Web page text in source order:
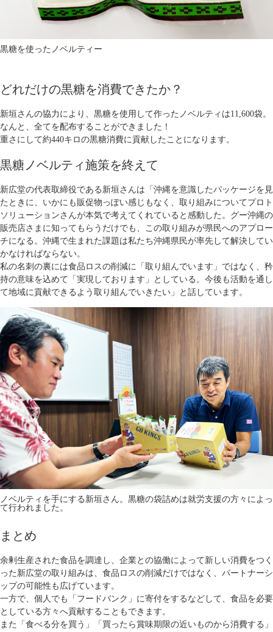
黒糖を使ったノベルティー
どれだけの黒糖を消費できたか？
新垣さんの協力により、黒糖を使用して作ったノベルティは11,600袋。
なんと、全てを配布することができました！
重さにして約440キロの黒糖消費に貢献したことになります。
黒糖 ノベルティ施策を終えて
新広堂の代表取締役である新垣さんは「沖縄を意識したパッケージを見
たときに、いかにも販促物っぽい感じもなく、取り組みについてプロト
ソリューションさんが本気で考えてくれていると感動した。グー沖縄の
販売店さまに知ってもらうだけでも、この取り組みが県民へのアプロー
チになる。沖縄で生まれた課題は私たち沖縄県民が率先して解決してい
かなければならない。
私の名刺の裏には食品ロスの削減に「取り組んでいます」ではなく、矜
持の意味を込めて「実現しております」としている。今後も活動を通し
て地域に貢献できるよう取り組んでいきたい」と話しています。
ノベルティを手にする新垣さん。黒糖の袋詰めは就労支援の方々によっ
て行われました。
まとめ
余剰生産された食品を調達し、企業との協働によって新しい消費をつく
った新広堂の取り組みは、食品ロスの削減だけではなく、パートナーシ
ップの可能性も広げています。
一方で、個人でも「フードバンク」に寄付をするなどして、食品を必要
としている方々へ貢献することもできます。
また「食べる分を買う」「買ったら賞味期限の近いものから消費する」